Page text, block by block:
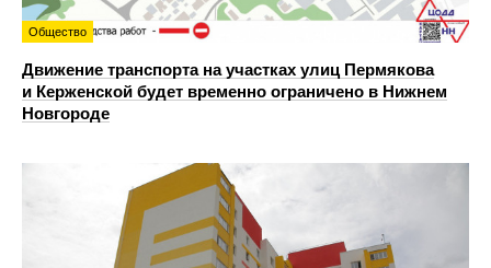
Общество
Движение транспорта на участках улиц Пермякова
и Керженской будет временно ограничено в Нижнем
Новгороде